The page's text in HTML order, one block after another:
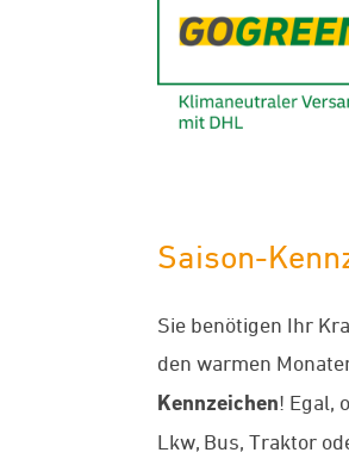
Saison-
Sie benötigen Ihr
den warmen
Kennzeichen! Egal,
Lkw, Bus, Traktor